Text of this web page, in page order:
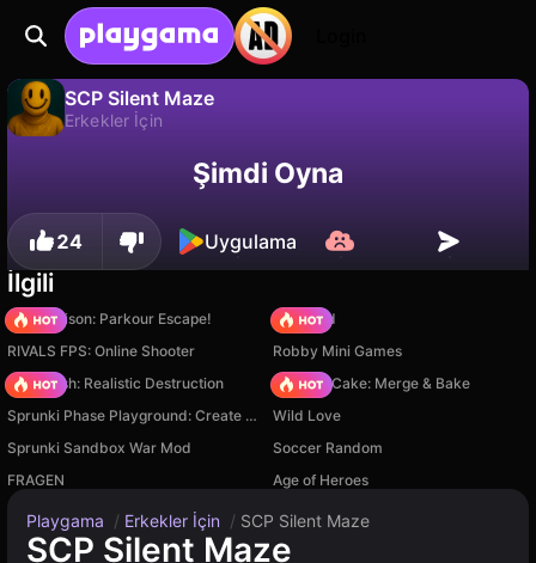
SCP Silent Maze
Erkekler İçin
İlerlemeyi kaydet! Hayır
Şimdi Oyna
24 Uygulama
İlgili
Barry Prison: Parkour Escape!
TB World
RIVALS FPS: Online Shooter
Robby Mini Games
Car Crush: Realistic Destruction
Piece of Cake: Merge & Bake
Sprunki Phase Playground: Create Sprunki and Music
Wild Love
Sprunki Sandbox War Mod
Soccer Random
FRAGEN
Age of Heroes
Playgama / Erkekler İçin / SCP Silent Maze
SCP Silent Maze